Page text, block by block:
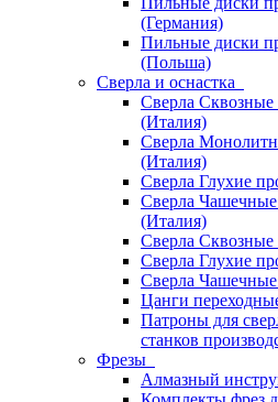
(Германия)
Пильные диски
(Польша)
Сверла и оснастка
Сверла Сквозные
(Италия)
Сверла
(Италия)
Сверла Глухие
Сверла
(Италия)
Сверла Сквозные
Сверла Глухие
Сверла
Цанги
Патроны для
станков
Фрезы
Алмазный